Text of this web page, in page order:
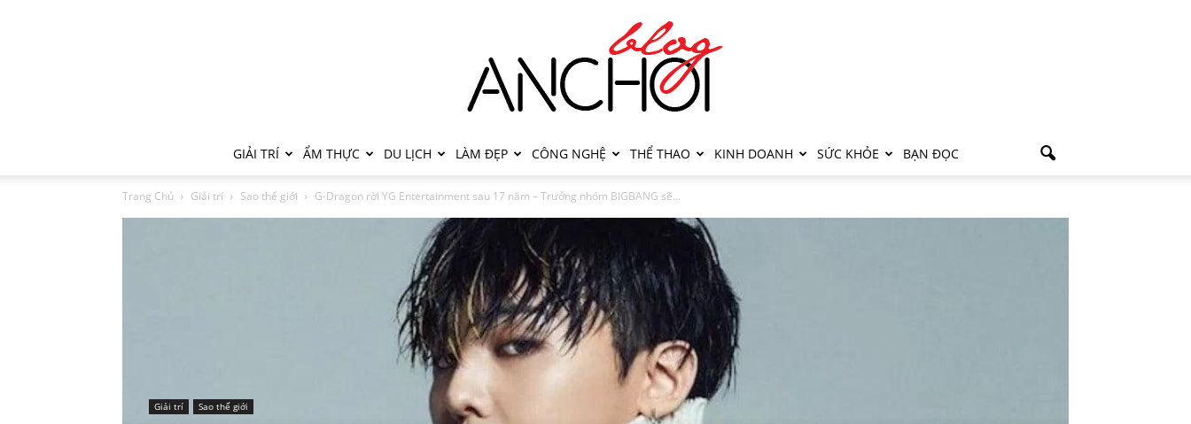
GIẢI TRÍ ẨM THỰC DU LỊCH LÀM ĐẸP CÔNG NGHỆ THỂ THAO KINH DOANH SỨC KHỎE BẠN ĐỌC
Trang Chủ Giải trí Sao thế giới G-Dragon rời YG Entertainment sau 17 năm – Trưởng nhóm BIGBANG sẽ...
Giải trí Sao thế giới